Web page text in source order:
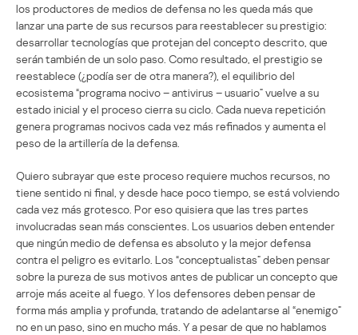
los productores de medios de defensa no les queda más que
lanzar una parte de sus recursos para reestablecer su prestigio:
desarrollar tecnologías que protejan del concepto descrito, que
serán también de un solo paso. Como resultado, el prestigio se
reestablece (¿podía ser de otra manera?), el equilibrio del
ecosistema “programa nocivo – antivirus – usuario” vuelve a su
estado inicial y el proceso cierra su ciclo. Cada nueva repetición
genera programas nocivos cada vez más refinados y aumenta el
peso de la artillería de la defensa.
Quiero subrayar que este proceso requiere muchos recursos, no
tiene sentido ni final, y desde hace poco tiempo, se está volviendo
cada vez más grotesco. Por eso quisiera que las tres partes
involucradas sean más conscientes. Los usuarios deben entender
que ningún medio de defensa es absoluto y la mejor defensa
contra el peligro es evitarlo. Los “conceptualistas” deben pensar
sobre la pureza de sus motivos antes de publicar un concepto que
arroje más aceite al fuego. Y los defensores deben pensar de
forma más amplia y profunda, tratando de adelantarse al “enemigo”
no en un paso, sino en mucho más. Y a pesar de que no hablamos